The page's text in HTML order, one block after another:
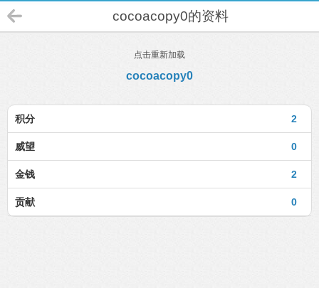
cocoacopy0的资料
点击重新加载
cocoacopy0
2
积分
0
威望
2
金钱
0
贡献